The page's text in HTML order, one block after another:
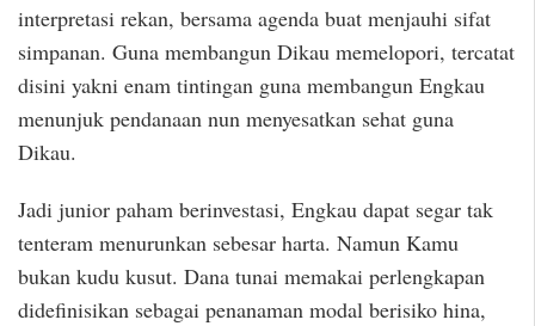
interpretasi rekan, bersama agenda buat menjauhi sifat
simpanan. Guna membangun Dikau memelopori, tercatat
disini yakni enam tintingan guna membangun Engkau
menunjuk pendanaan nun menyesatkan sehat guna
Dikau.
Jadi junior paham berinvestasi, Engkau dapat segar tak
tenteram menurunkan sebesar harta. Namun Kamu
bukan kudu kusut. Dana tunai memakai perlengkapan
didefinisikan sebagai penanaman modal berisiko hina,